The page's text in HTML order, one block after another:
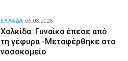
Χαλκίδα: Γυναίκα έπεσε από
τη γέφυρα -Μεταφέρθηκε στο
νοσοκομείο
ΕΛΛΑΔΑ 06.08.2026